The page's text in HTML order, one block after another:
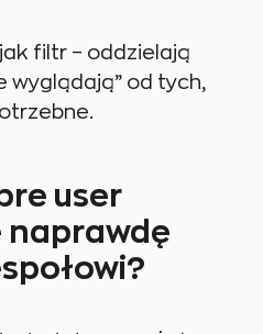
filtr – oddzielają
wyglądają” od tych,
user
naprawdę